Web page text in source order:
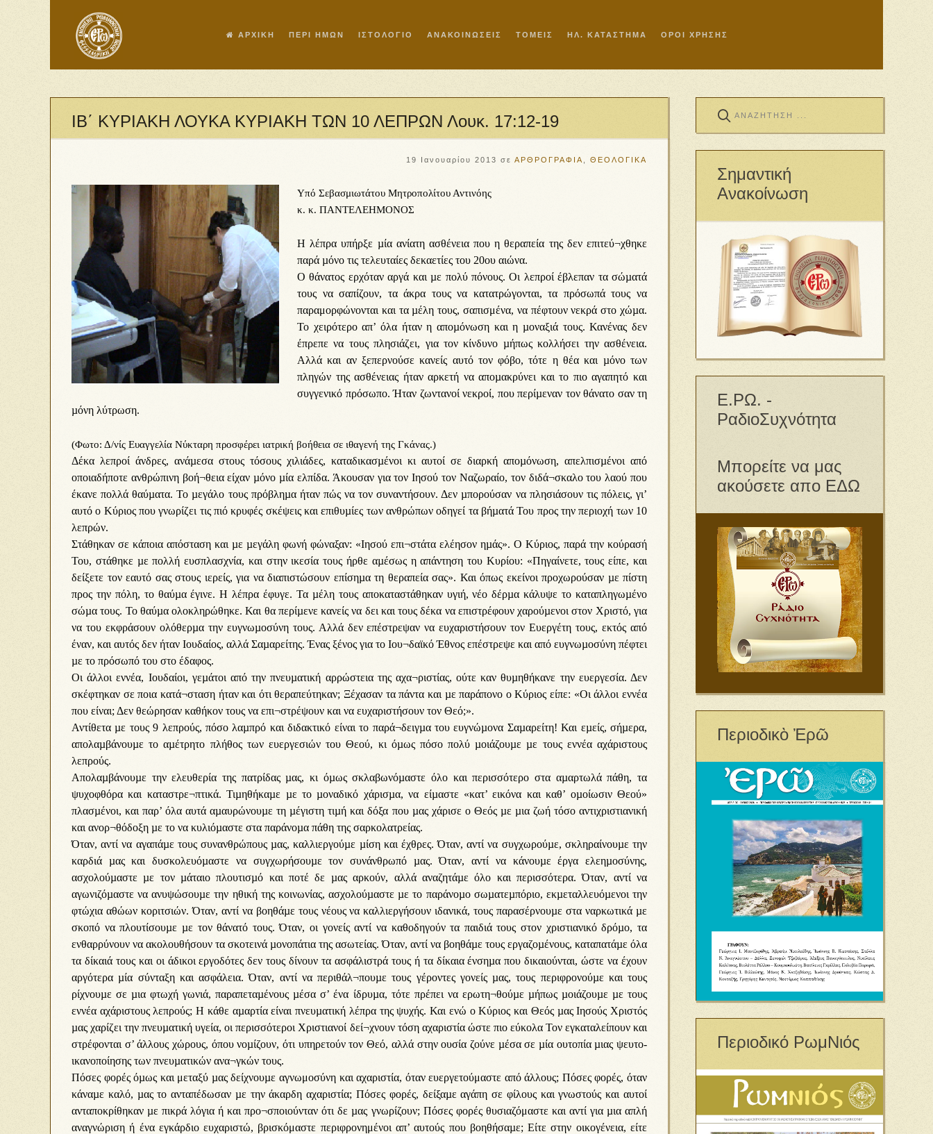
ΑΡΧΙΚΗ ΠΕΡΙ ΗΜΩΝ ΙΣΤΟΛΟΓΙΟ ΑΝΑΚΟΙΝΩΣΕΙΣ ΤΟΜΕΙΣ ΗΛ. ΚΑΤΑΣΤΗΜΑ ΟΡΟΙ ΧΡΗΣΗΣ
ΙΒ΄ ΚΥΡΙΑΚΗ ΛΟΥΚΑ ΚΥΡΙΑΚΗ ΤΩΝ 10 ΛΕΠΡΩΝ Λουκ. 17:12-19
19 Ιανουαρίου 2013 σε ΑΡΘΡΟΓΡΑΦΙΑ ΘΕΟΛΟΓΙΚΑ
Υπό Σεβασμιωτάτου Μητροπολίτου Αντινόης
κ. κ. ΠΑΝΤΕΛΕΗΜΟΝΟΣ
Η λέπρα υπήρξε µία ανίατη ασθένεια που η θεραπεία της δεν επιτεύ¬χθηκε
παρά µόνο τις τελευταίες δεκαετίες του 20ου αιώνα.
Ο θάνατος ερχόταν αργά και µε πολύ πόνους. Οι λεπροί έβλεπαν τα σώµατά
τους να σαπίζουν, τα άκρα τους να κατατρώγονται, τα πρόσωπά τους να
παραμορφώνονται και τα µέλη τους, σαπισμένα, να πέφτουν νεκρά στο χώµα.
Το χειρότερο απ’ όλα ήταν η αποµόνωση και η µοναξιά τους. Κανένας δεν
έπρεπε να τους πλησιάζει, για τον κίνδυνο µήπως κολλήσει την ασθένεια.
Αλλά και αν ξεπερνούσε κανείς αυτό τον φόβο, τότε η θέα και µόνο των
πληγών της ασθένειας ήταν αρκετή να αποµακρύνει και το πιο αγαπητό και
συγγενικό πρόσωπο. Ήταν ζωντανοί νεκροί, που περίµεναν τον θάνατο σαν τη
µόνη λύτρωση.
(Φωτο: Δ/νίς Ευαγγελία Νύκταρη προσφέρει ιατρική βοήθεια σε ιθαγενή της Γκάνας.)
Δέκα λεπροί άνδρες, ανάµεσα στους τόσους χιλιάδες, καταδικασµένοι κι αυτοί σε διαρκή αποµόνωση, απελπισµένοι από
οποιαδήποτε ανθρώπινη βοή¬θεια είχαν µόνο µία ελπίδα. Άκουσαν για τον Ιησού τον Ναζωραίο, τον διδά¬σκαλο του λαού που
έκανε πολλά θαύµατα. Το µεγάλο τους πρόβληµα ήταν πώς να τον συναντήσουν. Δεν µπορούσαν να πλησιάσουν τις πόλεις, γι’
αυτό ο Κύριος που γνωρίζει τις πιό κρυφές σκέψεις και επιθυµίες των ανθρώπων οδηγεί τα βήµατά Του προς την περιοχή των 10
λεπρών.
Στάθηκαν σε κάποια απόσταση και µε µεγάλη φωνή φώναξαν: «Ιησού επι¬στάτα ελέησον ηµάς». Ο Κύριος, παρά την κούρασή
Του, στάθηκε µε πολλή ευσπλασχνία, και στην ικεσία τους ήρθε αµέσως η απάντηση του Κυρίου: «Πηγαίνετε, τους είπε, και
δείξετε τον εαυτό σας στους ιερείς, για να διαπιστώσουν επίσηµα τη θεραπεία σας». Και όπως εκείνοι προχωρούσαν µε πίστη
προς την πόλη, το θαύµα έγινε. Η λέπρα έφυγε. Τα µέλη τους αποκαταστάθηκαν υγιή, νέο δέρµα κάλυψε το καταπληγωµένο
σώµα τους. Το θαύµα ολοκληρώθηκε. Και θα περίµενε κανείς να δει και τους δέκα να επιστρέφουν χαρούµενοι στον Χριστό, για
να του εκφράσουν ολόθερµα την ευγνωµοσύνη τους. Αλλά δεν επέστρεψαν να ευχαριστήσουν τον Ευεργέτη τους, εκτός από
έναν, και αυτός δεν ήταν Ιουδαίος, αλλά Σαµαρείτης. Ένας ξένος για το Ιου¬δαϊκό Έθνος επέστρεψε και από ευγνωµοσύνη πέφτει
µε το πρόσωπό του στο έδαφος.
Οι άλλοι εννέα, Ιουδαίοι, γεµάτοι από την πνευµατική αρρώστεια της αχα¬ριστίας, ούτε καν θυµηθήκανε την ευεργεσία. Δεν
σκέφτηκαν σε ποια κατά¬σταση ήταν και ότι θεραπεύτηκαν; Ξέχασαν τα πάντα και µε παράπονο ο Κύριος είπε: «Οι άλλοι εννέα
που είναι; Δεν θεώρησαν καθήκον τους να επι¬στρέψουν και να ευχαριστήσουν τον Θεό;».
Αντίθετα µε τους 9 λεπρούς, πόσο λαµπρό και διδακτικό είναι το παρά¬δειγµα του ευγνώµονα Σαµαρείτη! Και εµείς, σήµερα,
απολαµβάνουµε το αµέτρητο πλήθος των ευεργεσιών του Θεού, κι όµως πόσο πολύ µοιάζουµε µε τους εννέα αχάριστους
λεπρούς.
Απολαµβάνουµε την ελευθερία της πατρίδας µας, κι όµως σκλαβωνόµαστε όλο και περισσότερο στα αµαρτωλά πάθη, τα
ψυχοφθόρα και καταστρε¬πτικά. Τιµηθήκαµε µε το µοναδικό χάρισµα, να είµαστε «κατ’ εικόνα και καθ’ οµοίωσιν Θεού»
πλασµένοι, και παρ’ όλα αυτά αµαυρώνουµε τη µέγιστη τιµή και δόξα που µας χάρισε ο Θεός µε µια ζωή τόσο αντιχριστιανική
και ανορ¬θόδοξη µε το να κυλιόµαστε στα παράνοµα πάθη της σαρκολατρείας.
Όταν, αντί να αγαπάµε τους συνανθρώπους µας, καλλιεργούµε µίση και έχθρες. Όταν, αντί να συγχωρούµε, σκληραίνουµε την
καρδιά µας και δυσκολευόµαστε να συγχωρήσουµε τον συνάνθρωπό µας. Όταν, αντί να κάνουµε έργα ελεηµοσύνης,
ασχολούµαστε µε τον µάταιο πλουτισµό και ποτέ δε µας αρκούν, αλλά αναζητάµε όλο και περισσότερα. Όταν, αντί να
αγωνιζόµαστε να ανυψώσουµε την ηθική της κοινωνίας, ασχολούµαστε µε το παράνοµο σωµατεµπόριο, εκµεταλλευόµενοι την
φτώχια αθώων κοριτσιών. Όταν, αντί να βοηθάµε τους νέους να καλλιεργήσουν ιδανικά, τους παρασέρνουµε στα ναρκωτικά µε
σκοπό να πλουτίσουµε µε τον θάνατό τους. Όταν, οι γονείς αντί να καθοδηγούν τα παιδιά τους στον χριστιανικό δρόµο, τα
ενθαρρύνουν να ακολουθήσουν τα σκοτεινά µονοπάτια της ασωτείας. Όταν, αντί να βοηθάµε τους εργαζοµένους, καταπατάµε όλα
τα δίκαιά τους και οι άδικοι εργοδότες δεν τους δίνουν τα ασφάλιστρά τους ή τα δίκαια ένσηµα που δικαιούνται, ώστε να έχουν
αργότερα µία σύνταξη και ασφάλεια. Όταν, αντί να περιθάλ¬πουµε τους γέροντες γονείς µας, τους περιφρονούµε και τους
ρίχνουµε σε µια φτωχή γωνιά, παραπεταµένους µέσα σ’ ένα ίδρυµα, τότε πρέπει να ερωτη¬θούµε µήπως µοιάζουµε µε τους
εννέα αχάριστους λεπρούς; Η κάθε αµαρτία είναι πνευµατική λέπρα της ψυχής. Και ενώ ο Κύριος και Θεός µας Ιησούς Χριστός
µας χαρίζει την πνευµατική υγεία, οι περισσότεροι Χριστιανοί δεί¬χνουν τόση αχαριστία ώστε πιο εύκολα Τον εγκαταλείπουν και
στρέφονται σ’ άλλους χώρους, όπου νοµίζουν, ότι υπηρετούν τον Θεό, αλλά στην ουσία ζούνε µέσα σε µία ουτοπία µιας ψευτο-
ικανοποίησης των πνευµατικών ανα¬γκών τους.
Πόσες φορές όµως και μεταξύ µας δείχνουµε αγνωμοσύνη και αχαριστία, όταν ευεργετούμαστε από άλλους; Πόσες φορές, όταν
κάναµε καλό, µας το ανταπέδωσαν µε την άκαρδη αχαριστία; Πόσες φορές, δείξαµε αγάπη σε φίλους και γνωστούς και αυτοί
ανταποκρίθηκαν µε πικρά λόγια ή και προ¬σποιούνταν ότι δε µας γνωρίζουν; Πόσες φορές θυσιαζόμαστε και αντί για µια απλή
αναγνώριση ή ένα εγκάρδιο ευχαριστώ, βρισκόμαστε περιφρονημένοι απ’ αυτούς που βοηθήσαµε; Είτε στην οικογένεια, είτε
Σημαντική
Ανακοίνωση
Ε.ΡΩ. -
ΡαδιοΣυχνότητα
Μπορείτε να μας
ακούσετε απο ΕΔΩ
Περιοδικὸ Ἐρῶ
Περιοδικό ΡωμΝιός